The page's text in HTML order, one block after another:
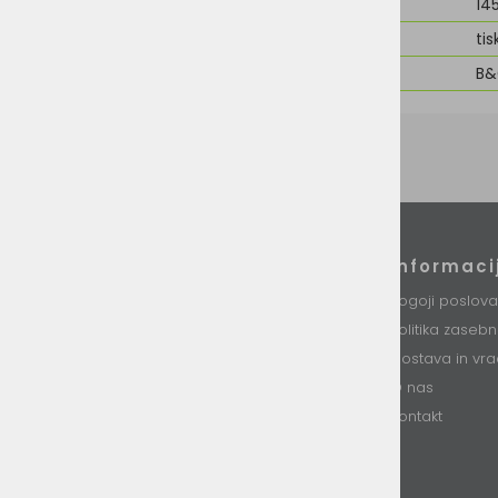
Pogoji
Politika
Dostava in
O nas
Kontakt